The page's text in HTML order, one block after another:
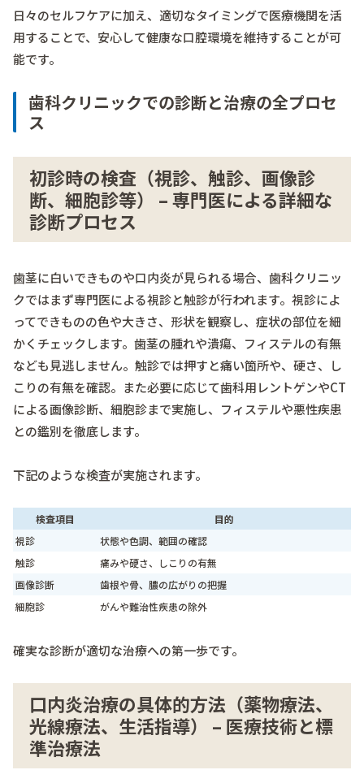
日々のセルフケアに加え、適切なタイミングで医療機関を活
用することで、安心して健康な口腔環境を維持することが可
能です。
歯科クリニックでの診断と治療の全プロセ
ス
初診時の検査（視診、触診、画像診
断、細胞診等） – 専門医による詳細な
診断プロセス
歯茎に白いできものや口内炎が見られる場合、歯科クリニッ
クではまず専門医による視診と触診が行われます。視診によ
ってできものの色や大きさ、形状を観察し、症状の部位を細
かくチェックします。歯茎の腫れや潰瘍、フィステルの有無
なども見逃しません。触診では押すと痛い箇所や、硬さ、し
こりの有無を確認。また必要に応じて歯科用レントゲンやCT
による画像診断、細胞診まで実施し、フィステルや悪性疾患
との鑑別を徹底します。
下記のような検査が実施されます。
検査項目
目的
視診
状態や色調、範囲の確認
触診
痛みや硬さ、しこりの有無
画像診断
歯根や骨、膿の広がりの把握
細胞診
がんや難治性疾患の除外
確実な診断が適切な治療への第一歩です。
口内炎治療の具体的方法（薬物療法、
光線療法、生活指導） – 医療技術と標
準治療法